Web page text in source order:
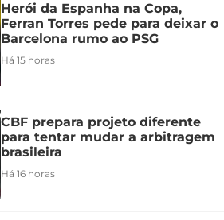
Herói da Espanha na Copa,
Ferran Torres pede para deixar o
Barcelona rumo ao PSG
Há 15 horas
CBF prepara projeto diferente
para tentar mudar a arbitragem
brasileira
Há 16 horas